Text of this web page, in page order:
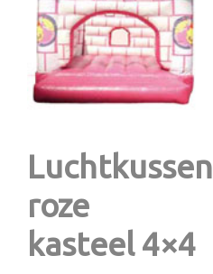
Luchtkussen
roze
kasteel 4×4